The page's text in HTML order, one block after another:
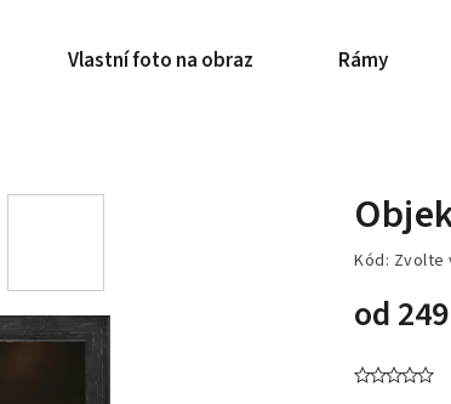
Vlastní foto na obraz Rámy
Kód: Zvolte
od